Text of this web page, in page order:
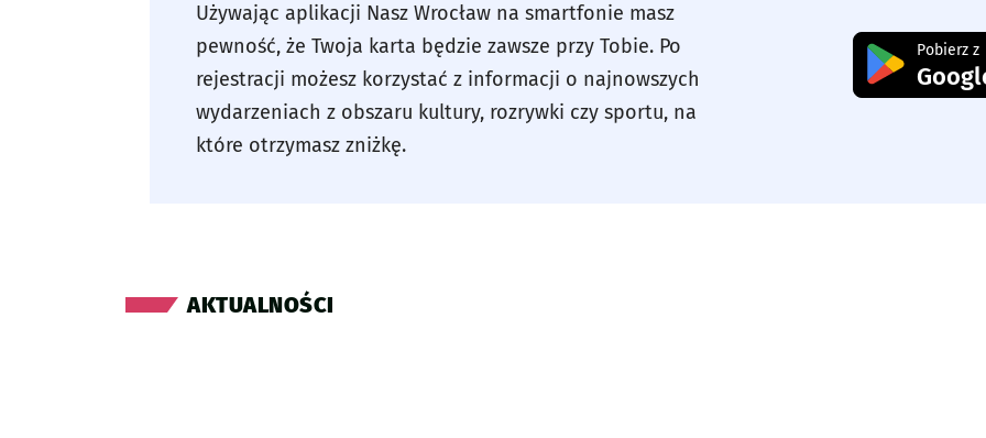
Używając aplikacji Nasz Wrocław na smartfonie masz
pewność, że Twoja karta będzie zawsze przy Tobie. Po
rejestracji możesz korzystać z informacji o najnowszych
wydarzeniach z obszaru kultury, rozrywki czy sportu, na
które otrzymasz zniżkę.
Pobierz z
Otwiera
AKTUALNOŚCI